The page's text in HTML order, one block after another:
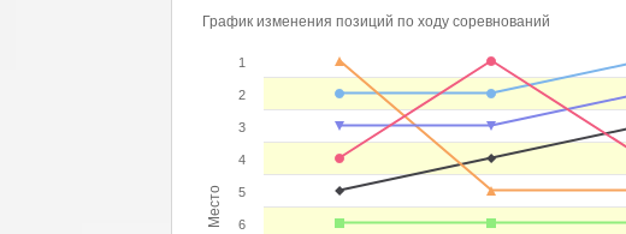
Место
График изменения позиций по ходу соревнований
1
2
3
4
5
6